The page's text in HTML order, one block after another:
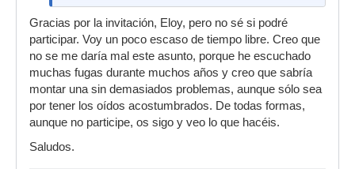
Gracias por la invitación, Eloy, pero no sé si podré
participar. Voy un poco escaso de tiempo libre. Creo que
no se me daría mal este asunto, porque he escuchado
muchas fugas durante muchos años y creo que sabría
montar una sin demasiados problemas, aunque sólo sea
por tener los oídos acostumbrados. De todas formas,
aunque no participe, os sigo y veo lo que hacéis.
Saludos.